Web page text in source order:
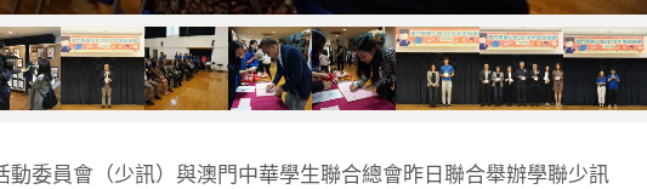
動委員會（少訊）與澳門中華學生聯合總會昨日聯合舉辦學聯少訊